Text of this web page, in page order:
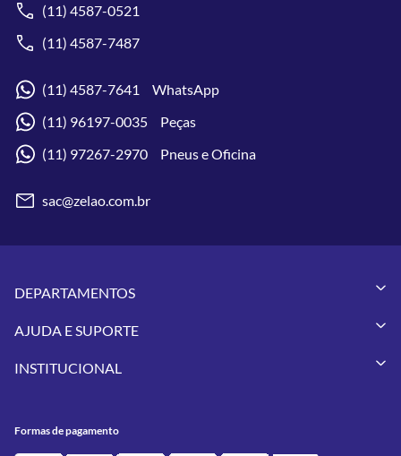
(11) 4587-0521
(11) 4587-7487
(11) 4587-7641 WhatsApp
(11) 96197-0035 Peças
(11) 97267-2970 Pneus e Oficina
sac@zelao.com.br
DEPARTAMENTOS
Vestuários
Pneus
Utilidades
AJUDA E SUPORTE
Meus Pedidos
INSTITUCIONAL
Contato
Formas de pagamento